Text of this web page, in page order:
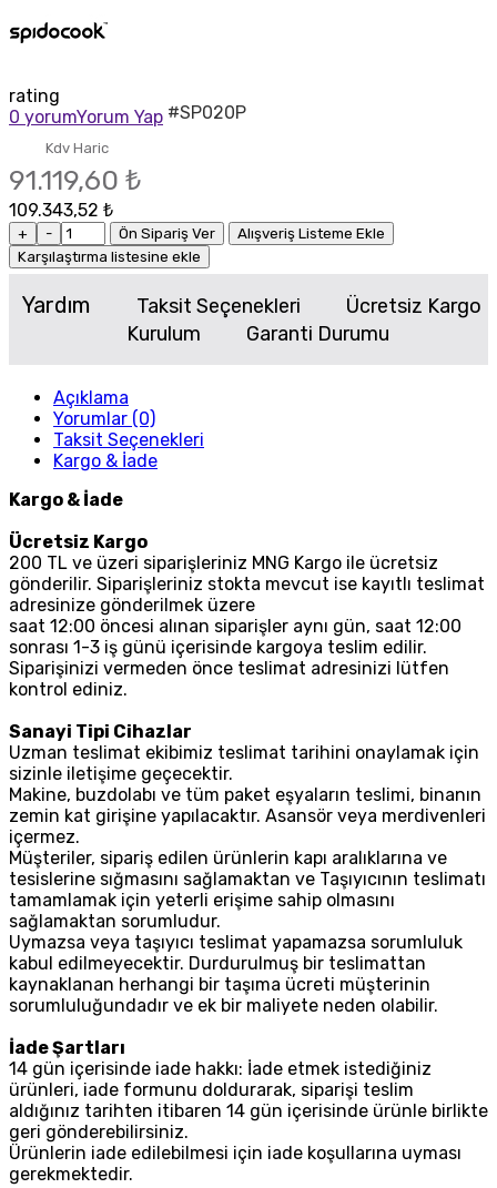
rating
0 yorumYorum Yap #SP020P
Kdv Haric
91.119,60 ₺
109.343,52 ₺
+ - Ön Sipariş Ver
Alışveriş Listeme Ekle
Karşılaştırma listesine ekle
Yardım Taksit Seçenekleri
Ücretsiz Kargo
Kurulum
Garanti Durumu
Açıklama
Yorumlar (0)
Taksit Seçenekleri
Kargo & İade
Kargo & İade
Ücretsiz Kargo
200 TL ve üzeri siparişleriniz MNG Kargo ile ücretsiz
gönderilir. Siparişleriniz stokta mevcut ise kayıtlı teslimat
adresinize gönderilmek üzere
saat 12:00 öncesi alınan siparişler aynı gün, saat 12:00
sonrası 1-3 iş günü içerisinde kargoya teslim edilir.
Siparişinizi vermeden önce teslimat adresinizi lütfen
kontrol ediniz.
Sanayi Tipi Cihazlar
Uzman teslimat ekibimiz teslimat tarihini onaylamak için
sizinle iletişime geçecektir.
Makine, buzdolabı ve tüm paket eşyaların teslimi, binanın
zemin kat girişine yapılacaktır. Asansör veya merdivenleri
içermez.
Müşteriler, sipariş edilen ürünlerin kapı aralıklarına ve
tesislerine sığmasını sağlamaktan ve Taşıyıcının teslimatı
tamamlamak için yeterli erişime sahip olmasını
sağlamaktan sorumludur.
Uymazsa veya taşıyıcı teslimat yapamazsa sorumluluk
kabul edilmeyecektir. Durdurulmuş bir teslimattan
kaynaklanan herhangi bir taşıma ücreti müşterinin
sorumluluğundadır ve ek bir maliyete neden olabilir.
İade Şartları
14 gün içerisinde iade hakkı: İade etmek istediğiniz
ürünleri, iade formunu doldurarak, siparişi teslim
aldığınız tarihten itibaren 14 gün içerisinde ürünle birlikte
geri gönderebilirsiniz.
Ürünlerin iade edilebilmesi için iade koşullarına uyması
gerekmektedir.